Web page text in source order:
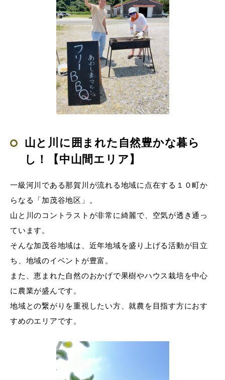
山と川に囲まれた自然豊かな暮ら
し！【中山間エリア】
一級河川である那賀川が流れる地域に点在する１０町か
らなる「加茂谷地区」。
山と川のコントラストが非常に綺麗で、空気が透き通っ
ています。
そんな加茂谷地域は、近年地域を盛り上げる活動が目立
ち、地域のイベントが豊富。
また、恵まれた自然のおかげで果樹やハウス栽培を中心
に農業が盛んです。
地域との繋がりを重視したい方、就農を目指す方におす
すめのエリアです。